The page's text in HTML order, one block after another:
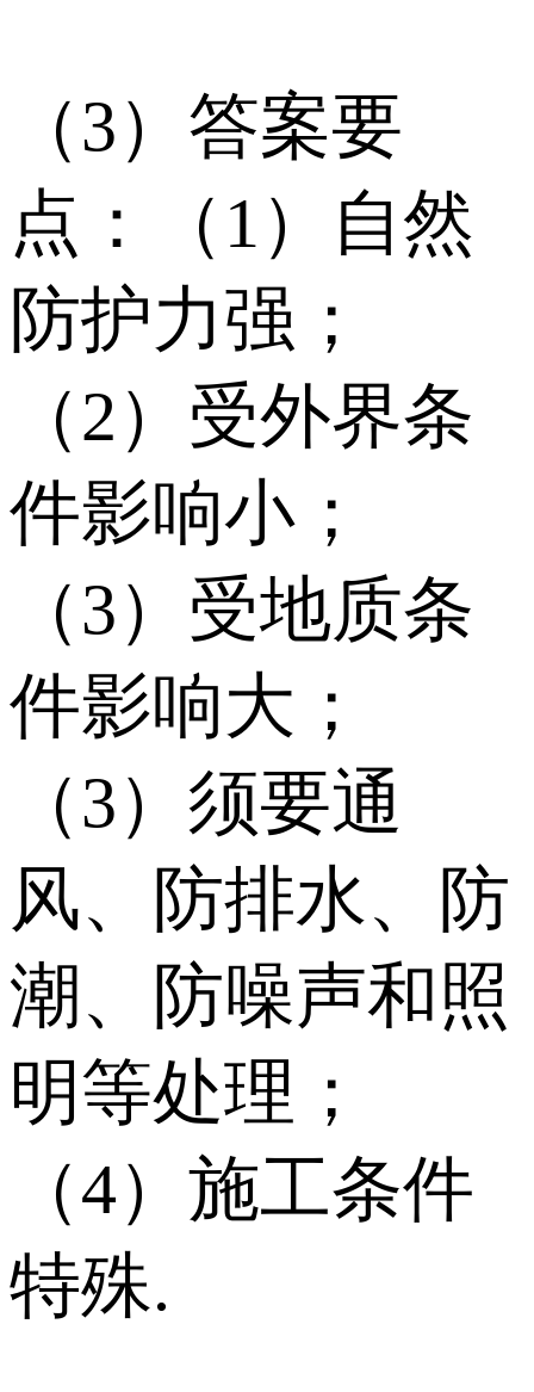
（3）答案要
点：（1）自然
防护力强；
（2）受外界条
件影响小；
（3）受地质条
件影响大；
（3）须要通
风、防排水、防
潮、防噪声和照
明等处理；
（4）施工条件
特殊.